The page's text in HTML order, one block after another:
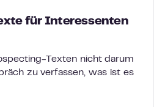
für Interessenten
Texten nicht darum
zu verfassen, was ist es